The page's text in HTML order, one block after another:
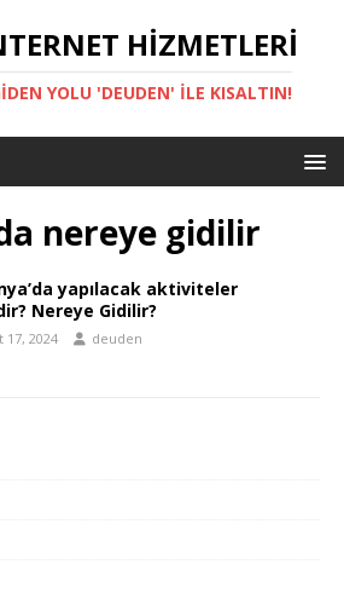
HIZMETLERI
YOLU 'DEUDEN' ILE KISALTIN!
nereye gidilir
yapılacak aktiviteler
Nereye Gidilir?
17, 2024 deuden